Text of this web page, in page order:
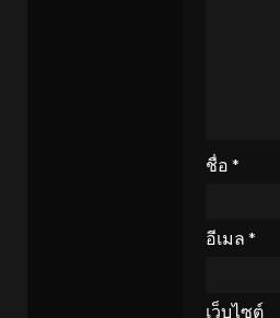
ชื่อ *
อีเมล *
เว็บไซต์